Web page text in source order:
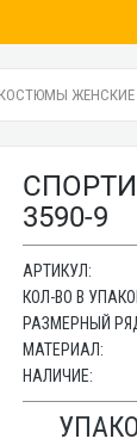
ЖЕНСКИЕ
3590-9
АРТИКУЛ:
КОЛ-ВО В
РАЗМЕРНЫЙ
МАТЕРИАЛ:
НАЛИЧИЕ: